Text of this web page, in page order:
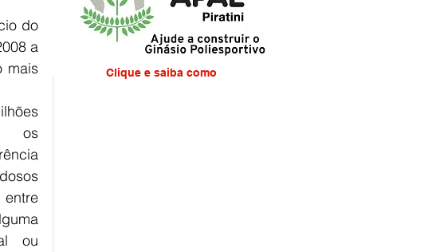
do
a
mais
os
entre
ou
Clique e saiba como